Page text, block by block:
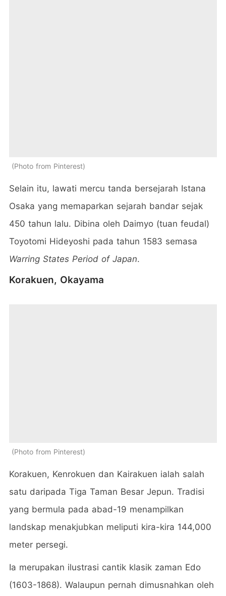
Photo from Pinterest
Selain itu, lawati mercu tanda bersejarah Istana
Osaka yang memaparkan sejarah bandar sejak
450 tahun lalu. Dibina oleh Daimyo (tuan feudal)
Toyotomi Hideyoshi pada tahun 1583 semasa
Warring States Period of Japan.
Korakuen, Okayama
Photo from Pinterest
Korakuen, Kenrokuen dan Kairakuen ialah salah
satu daripada Tiga Taman Besar Jepun. Tradisi
yang bermula pada abad-19 menampilkan
landskap menakjubkan meliputi kira-kira 144,000
meter persegi.
Ia merupakan ilustrasi cantik klasik zaman Edo
(1603-1868). Walaupun pernah dimusnahkan oleh